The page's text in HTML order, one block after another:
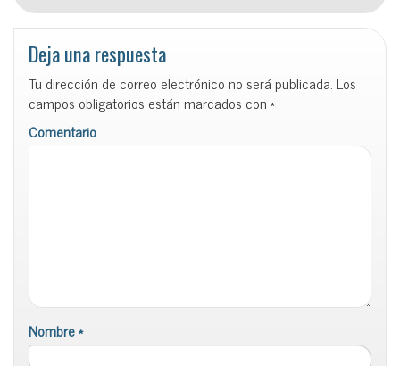
Deja una respuesta
Tu dirección de correo electrónico no será publicada.Los
campos obligatorios están marcados con*
Comentario
Nombre*